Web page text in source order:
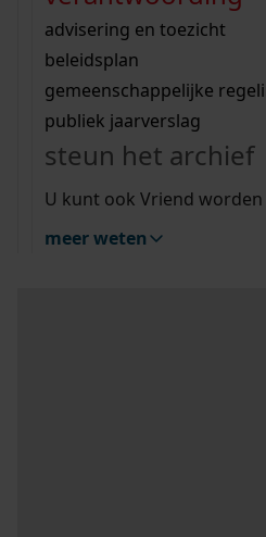
bouwvergunningen
omgevingsvergunningen
vergunningen
beeld en geluid
uitleg nodig?
Wij helpen u op weg met
bekijk alle zoektips
Wij helpen u op weg met
bekijk alle zoektips
bekijk ons
advisering en toezicht
beleidsplan
gemeenschappelijke
publiek jaarverslag
steun het archief
U kunt ook Vriend
meer weten
zoektips
Mijn Studiezaal (inloggen)